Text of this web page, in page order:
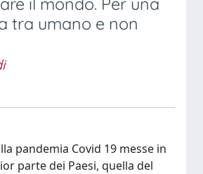
tra umano e non
pandemia Covid 19 messe in
parte dei Paesi, quella del